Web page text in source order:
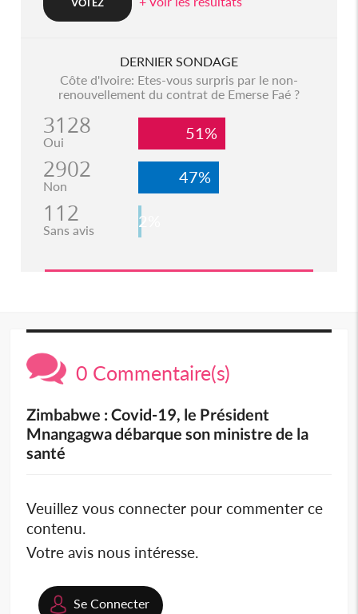
DERNIER SONDAGE
Côte d'Ivoire: Etes-vous surpris par le non-
renouvellement du contrat de Emerse Faé ?
3128
Oui 51%
2902
Non 47%
112
Sans avis 2%
0 Commentaire(s)
Zimbabwe : Covid-19, le Président
Mnangagwa débarque son ministre de la
santé
Veuillez vous connecter pour commenter ce
contenu.
Votre avis nous intéresse.
Se Connecter